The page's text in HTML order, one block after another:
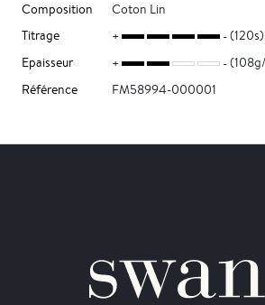
Composition
Coton Lin
Titrage
(120s)
Epaisseur
Référence
FM58994-000001